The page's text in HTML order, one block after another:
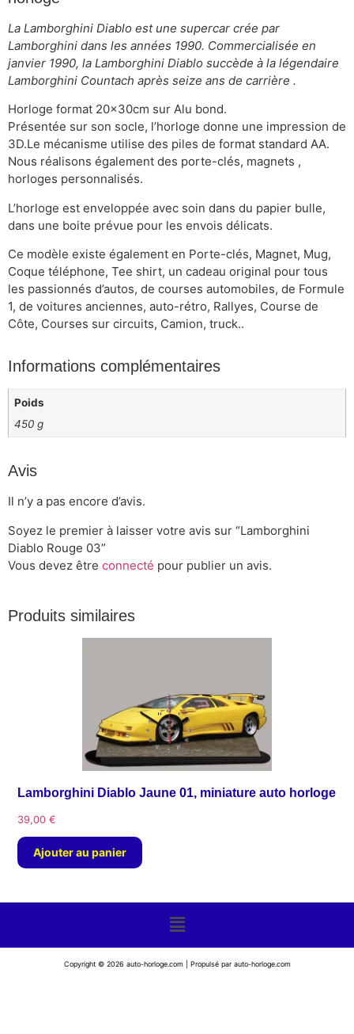
La Lamborghini Diablo est une supercar crée par
Lamborghini dans les années 1990. Commercialisée en
janvier 1990, la Lamborghini Diablo succède à la légendaire
Lamborghini Countach après seize ans de carrière .
Horloge format 20x30cm sur Alu bond.
Présentée sur son socle, l’horloge donne une impression de
3D.Le mécanisme utilise des piles de format standard AA.
Nous réalisons également des porte-clés, magnets ,
horloges personnalisés.
L’horloge est enveloppée avec soin dans du papier bulle,
dans une boite prévue pour les envois délicats.
Ce modèle existe également en Porte-clés, Magnet, Mug,
Coque téléphone, Tee shirt, un cadeau original pour tous
les passionnés d’autos, de courses automobiles, de Formule
1, de voitures anciennes, auto-rétro, Rallyes, Course de
Côte, Courses sur circuits, Camion, truck..
Informations complémentaires
Poids
450 g
Avis
Il n’y a pas encore d’avis.
Soyez le premier à laisser votre avis sur “Lamborghini
Diablo Rouge 03”
Vous devez être connecté pour publier un avis.
Produits similaires
Lamborghini Diablo Jaune 01, miniature auto horloge
39,00 €
Ajouter au panier
Copyright © 2026 auto-horloge.com | Propulsé par auto-horloge.com